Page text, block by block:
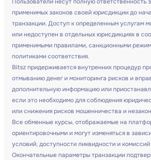
применимых законов своей юрисдикции до
транзакции. Доступ к определенным услугам
или недоступен в отдельных юрисдикциях в
применимыми правилами, санкционными
политиками соответствия.
Bitsz придерживается внутренних процедур
отмыванию денег и мониторинга рисков и
дополнительную информацию или
если это необходимо для соблюдения
или снижения рисков мошенничества и
Все обменные курсы, отображаемые на
ориентировочными и могут изменяться в
условий, доступности ликвидности и комиссий
Окончательные параметры транзакции